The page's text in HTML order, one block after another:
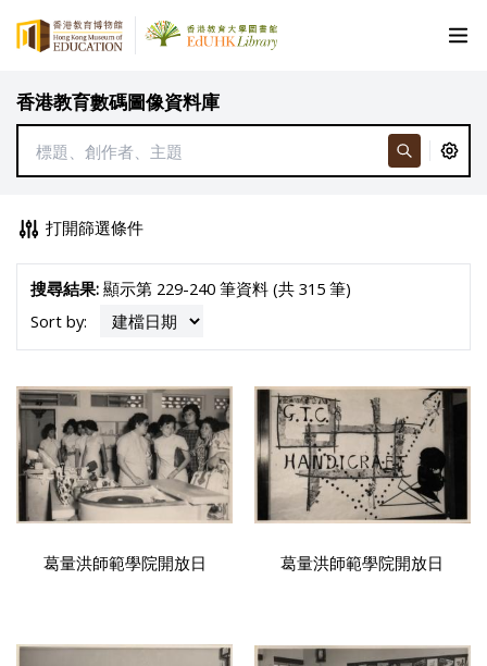
香港教育數碼圖像資料庫
打開篩選條件
搜尋結果:顯示第 229-240 筆資料 (共 315 筆)
Sort by:
葛量洪師範學院開放日 葛量洪師範學院開放日